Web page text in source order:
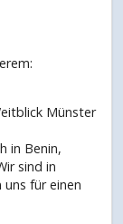
Münster
in Benin,
sind in
für einen